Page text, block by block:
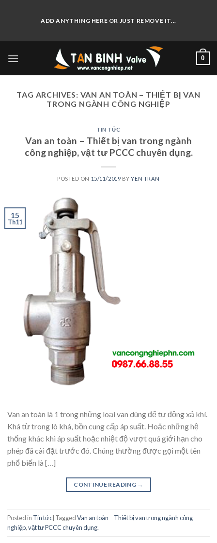
ADD ANYTHING HERE OR JUST REMOVE IT...
0
TAG ARCHIVES: VAN AN TOÀN – THIẾT BỊ VAN
TRONG NGÀNH CÔNG NGHIỆP
TIN TỨC
Van an toàn – Thiết bị van trong ngành
công nghiệp, vật tư PCCC chuyên dụng.
POSTED ON 15/11/2019 BYYEN TRAN
15
Th11
Van an toàn là 1 trong những loại van dùng để tự động xả khí.
Khá từ trong lò khá, bồn cung cấp áp suất. Hoặc những hệ
thống khác khi áp suất hoặc nhiệt độ vượt quá giới hạn cho
phép đã cài đặt trước đó. Chúng thường được gọi một tên
phổ biến là […]
CONTINUE READING →
Posted in Tin tức TaggedVan an toàn – Thiết bị van trong ngành công
nghiệp,vật tư PCCC chuyên dụng.